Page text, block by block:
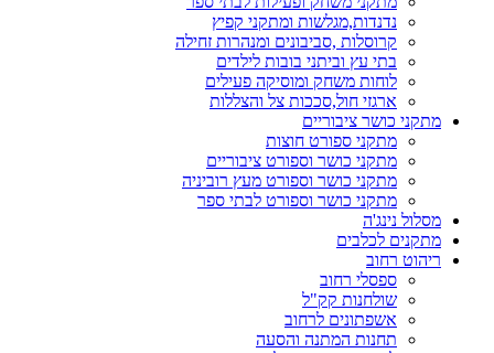
נדנדות,מגלשות ומתקני קפיץ
קרוסלות ,סביבונים ומנהרות זחילה
בתי עץ וביתני בובות לילדים
לוחות משחק ומוסיקה פעילים
ארגזי חול,סככות צל והצללות
מתקני כושר ציבוריים
מתקני ספורט חוצות
מתקני כושר וספורט ציבוריים
מתקני כושר וספורט מעץ רוביניה
מתקני כושר וספורט לבתי ספר
מסלול נינג'ה
מתקנים לכלבים
ריהוט רחוב
ספסלי רחוב
שולחנות קק"ל
אשפתונים לרחוב
תחנות המתנה והסעה